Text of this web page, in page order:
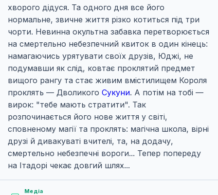
хворого дідуся. Та одного дня все його
нормальне, звичне життя різко котиться під три
чорти. Невинна окультна забавка перетворюється
на смертельно небезпечний квиток в один кінець:
намагаючись урятувати своїх друзів, Юджі, не
подумавши як слід, ковтає проклятий предмет
вищого рангу та стає живим вмістилищем Короля
проклять — Дволикого Сукуни. А потім на тобі —
вирок: "тебе мають стратити". Так
розпочинається його нове життя у світі,
сповненому магії та проклять: магічна школа, вірні
друзі й дивакуваті вчителі, та, на додачу,
смертельно небезпечні вороги... Тепер попереду
на Ітадорі чекає довгий шлях...
Медіа